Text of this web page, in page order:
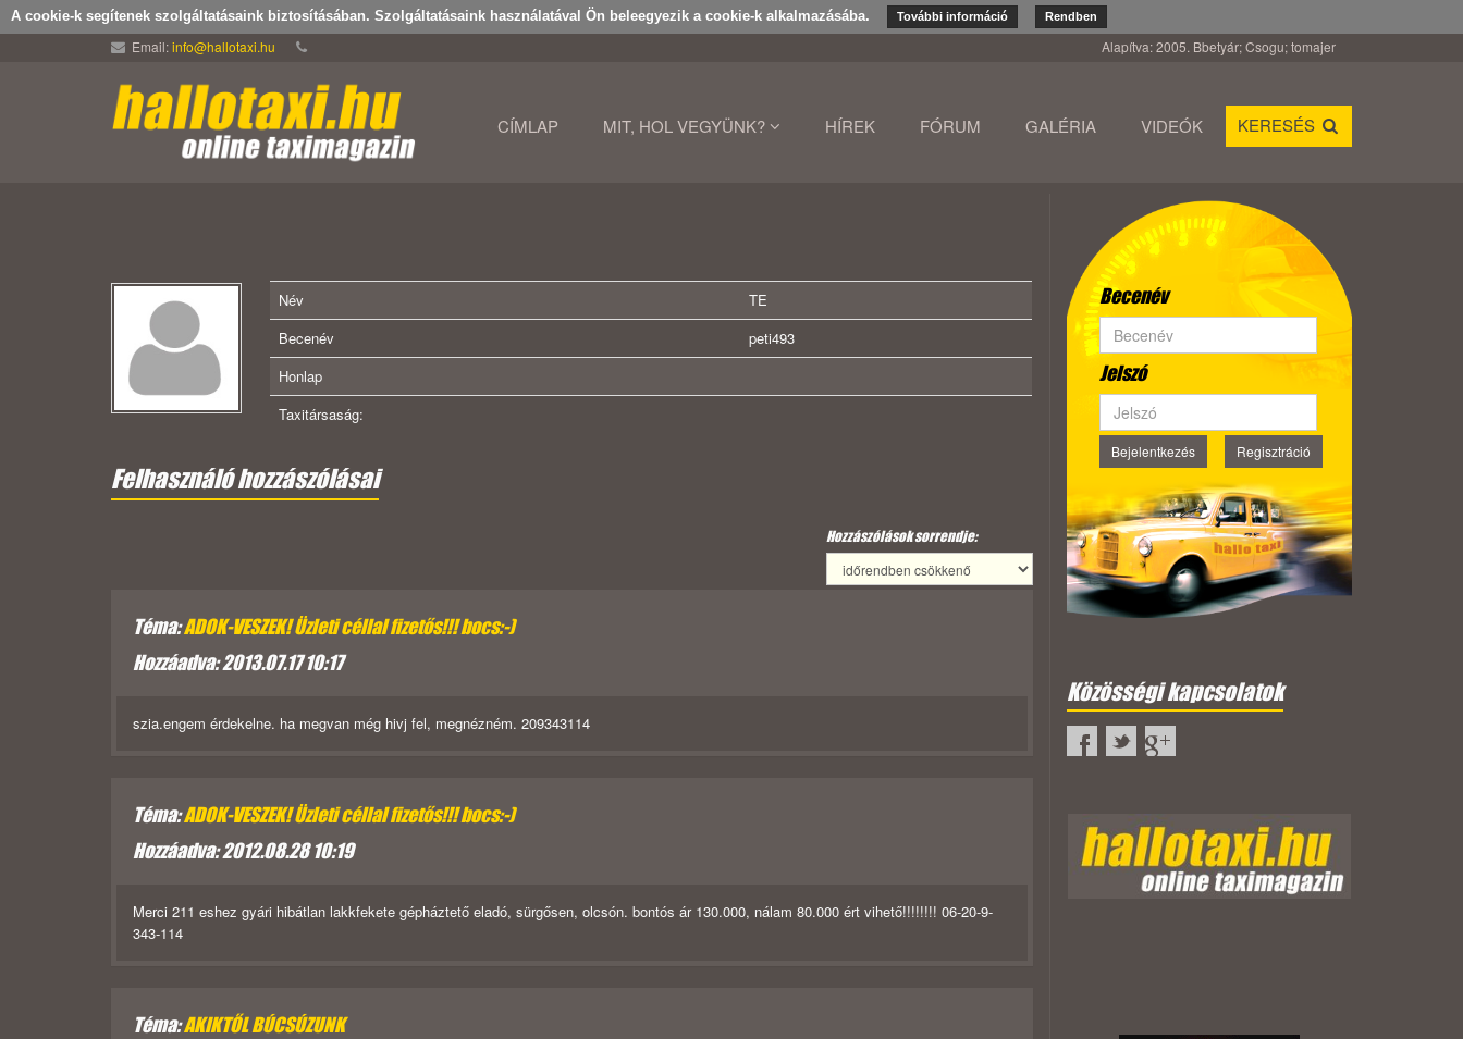
A cookie-k segítenek szolgáltatásaink biztosításában. Szolgáltatásaink használatával Ön beleegyezik a cookie-k alkalmazásába. További információ Rendben
Email:info@hallotaxi.hu Alapítva: 2005. Bbetyár; Csogu; tomajer
CÍMLAP MIT, HOL VEGYÜNK? HÍREK FÓRUM GALÉRIA VIDEÓK KERESÉS
Név
TE
Becenév
peti493
Honlap
Taxitársaság:
Felhasználó hozzászólásai
Hozzászólások sorrendje:
Téma:ADOK-VESZEK! Üzleti céllal fizetős!!! bocs:-)
Hozzáadva: 2013.07.17 10:17
szia.engem érdekelne. ha megvan még hivj fel, megnézném. 209343114
Téma:ADOK-VESZEK! Üzleti céllal fizetős!!! bocs:-)
Hozzáadva: 2012.08.28 10:19
Merci 211 eshez gyári hibátlan lakkfekete gépháztető eladó, sürgősen, olcsón. bontós ár 130.000, nálam 80.000 ért vihető!!!!!!!! 06-20-9-
343-114
Téma:AKIKTŐL BÚCSÚZUNK
Becenév
Jelszó
Bejelentkezés Regisztráció
Közösségi kapcsolatok